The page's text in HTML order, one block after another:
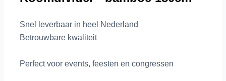
Snel leverbaar in heel Nederland
Betrouwbare kwaliteit
Perfect voor events, feesten en congressen